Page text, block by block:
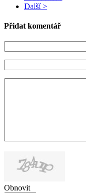
Další >
Přidat komentář
Obnovit